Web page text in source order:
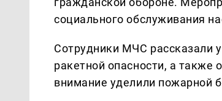
социального обслуживания
Сотрудники МЧС рассказали
ракетной опасности, а также
внимание уделили пожарной